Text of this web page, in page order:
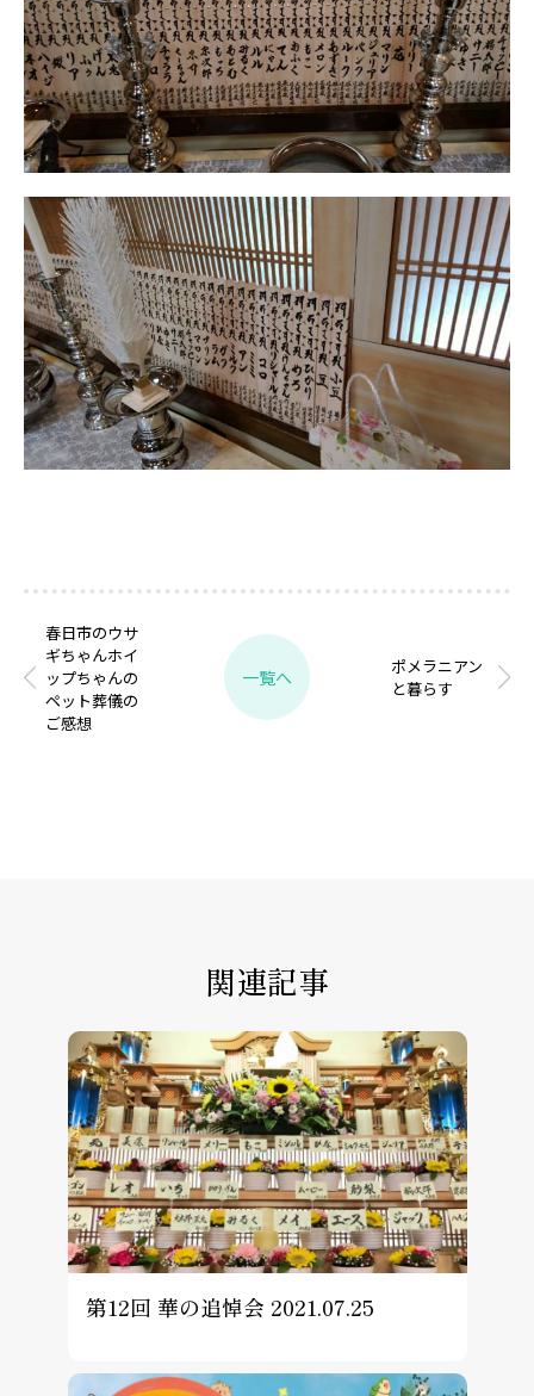
春日市のウサ
ギちゃんホイ
ップちゃんの
ペット葬儀の
ご感想
一覧へ
ポメラニアン
と暮らす
関連記事
第12回 華の追悼会 2021.07.25